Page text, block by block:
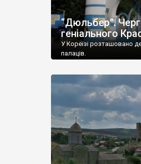
“Дюльбер”.
геніального
У Кореїзі розташовано
палаців.